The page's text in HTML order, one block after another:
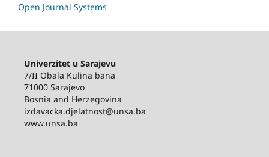
Open Journal Systems
Univerzitet u Sarajevu
7/II Obala Kulina bana
71000 Sarajevo
Bosnia and Herzegovina
izdavacka.djelatnost@unsa.ba
www.unsa.ba